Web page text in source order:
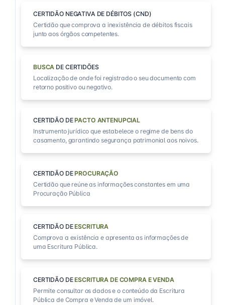
CERTIDÃO NEGATIVA DE DÉBITOS (CND)
Certidão que comprova a inexistência de débitos fiscais
junto aos órgãos competentes.
BUSCA DE CERTIDÕES
Localização de onde foi registrado o seu documento com
retorno positivo ou negativo.
CERTIDÃO DEPACTO ANTENUPCIAL
Instrumento jurídico que estabelece o regime de bens do
casamento, garantindo segurança patrimonial aos noivos.
CERTIDÃO DEPROCURAÇÃO
Certidão que reúne as informações constantes em uma
Procuração Pública
CERTIDÃO DEESCRITURA
Comprova a existência e apresenta as informações de
uma Escritura Pública.
CERTIDÃO DEESCRITURA DE COMPRA E VENDA
Permite consultar os dados e o conteúdo da Escritura
Pública de Compra e Venda de um imóvel.